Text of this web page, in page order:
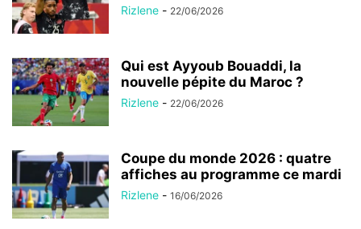
Rizlene - 22/06/2026
Qui est Ayyoub Bouaddi, la
nouvelle pépite du Maroc ?
Rizlene - 22/06/2026
Coupe du monde 2026 : quatre
affiches au programme ce mardi
Rizlene - 16/06/2026